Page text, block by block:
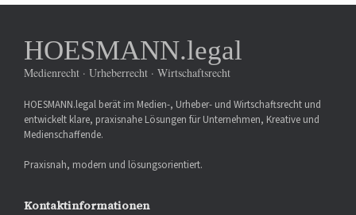
HOESMANN.legal
Medienrecht · Urheberrecht · Wirtschaftsrecht
HOESMANN.legal berät im Medien-, Urheber- und Wirtschaftsrecht und
entwickelt klare, praxisnahe Lösungen für Unternehmen, Kreative und
Medienschaffende.
Praxisnah, modern und lösungsorientiert.
Kontaktinformationen